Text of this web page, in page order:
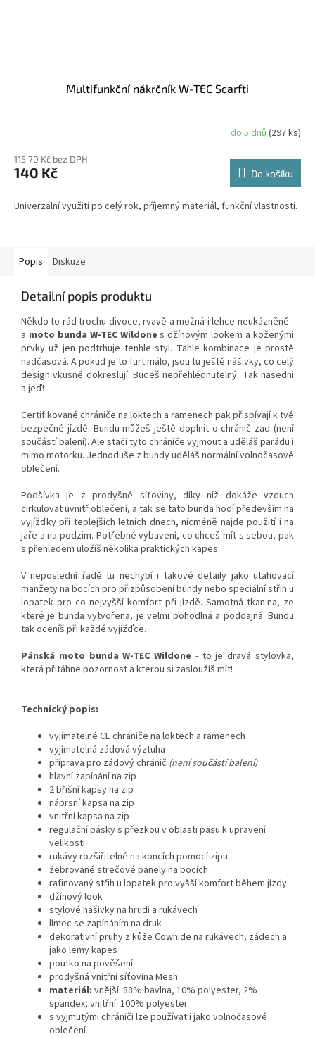
Multifunkční nákrčník W-TEC Scarfti
do 5 dnů (297 ks)
115,70 Kč bez DPH
140 Kč Do košíku
Univerzální využití po celý rok, příjemný materiál, funkční vlastnosti.
Popis Diskuze
Detailní popis produktu
Někdo to rád trochu divoce, rvavě a možná i lehce neukázněně -
a moto bunda W-TEC Wildone s džínovým lookem a koženými
prvky už jen podtrhuje tenhle styl. Tahle kombinace je prostě
nadčasová. A pokud je to furt málo, jsou tu ještě nášivky, co celý
design vkusně dokreslují. Budeš nepřehlédnutelný. Tak nasedni
a jeď!
Certifikované chrániče na loktech a ramenech pak přispívají k tvé
bezpečné jízdě. Bundu můžeš ještě doplnit o chránič zad (není
součástí balení). Ale stačí tyto chrániče vyjmout a uděláš parádu i
mimo motorku. Jednoduše z bundy uděláš normální volnočasové
oblečení.
Podšívka je z prodyšné síťoviny, díky níž dokáže vzduch
cirkulovat uvnitř oblečení, a tak se tato bunda hodí především na
vyjížďky při teplejších letních dnech, nicméně najde použití i na
jaře a na podzim. Potřebné vybavení, co chceš mít s sebou, pak
s přehledem uložíš několika praktických kapes.
V neposlední řadě tu nechybí i takové detaily jako utahovací
manžety na bocích pro přizpůsobení bundy nebo speciální střih u
lopatek pro co nejvyšší komfort při jízdě. Samotná tkanina, ze
které je bunda vytvořena, je velmi pohodlná a poddajná. Bundu
tak oceníš při každé vyjížďce.
Pánská moto bunda W-TEC Wildone - to je dravá stylovka,
která přitáhne pozornost a kterou si zasloužíš mít!
Technický popis:
vyjímatelné CE chrániče na loktech a ramenech
vyjímatelná zádová výztuha
příprava pro zádový chránič (není součástí balení)
hlavní zapínání na zip
2 břišní kapsy na zip
náprsní kapsa na zip
vnitřní kapsa na zip
regulační pásky s přezkou v oblasti pasu k upravení
velikosti
rukávy rozšiřitelné na koncích pomocí zipu
žebrované strečové panely na bocích
rafinovaný střih u lopatek pro vyšší komfort během jízdy
džínový look
stylové nášivky na hrudi a rukávech
límec se zapínáním na druk
dekorativní pruhy z kůže Cowhide na rukávech, zádech a
jako lemy kapes
poutko na pověšení
prodyšná vnitřní síťovina Mesh
materiál: vnější: 88% bavlna, 10% polyester, 2%
spandex; vnitřní: 100% polyester
s vyjmutými chrániči lze používat i jako volnočasové
oblečení